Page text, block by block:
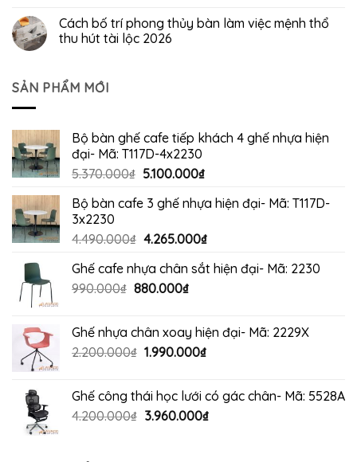
Cách bố trí phong thủy bàn làm việc mệnh thổ
thu hút tài lộc 2026
SẢN PHẨM MỚI
Bộ bàn ghế cafe tiếp khách 4 ghế nhựa hiện
đại- Mã: T117D-4x2230
5.370.000₫ Giá
là:
5.100.000₫Giá
tại
5.100.000₫.
Bộ bàn cafe 3 ghế nhựa hiện đại- Mã: T117D-
3x2230
4.490.000₫ Giá
là:
4.490.000₫.
4.265.000₫Giá
tại
Ghế cafe nhựa chân sắt hiện đại- Mã: 2230
990.000₫ Giá
990.000₫.
880.000₫Giá
là:
880.000₫.
Ghế nhựa chân xoay hiện đại- Mã: 2229X
2.200.000₫ Giá
2.200.000₫.
1.990.000₫Giá
là:
1.990.000₫.
Ghế công thái học lưới có gác chân- Mã: 5528A
4.200.000₫ Giá
3.960.000₫Giá